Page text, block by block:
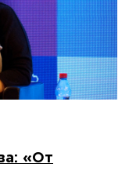
«От